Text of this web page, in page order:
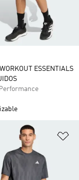
ESSENTIALS
de deseos